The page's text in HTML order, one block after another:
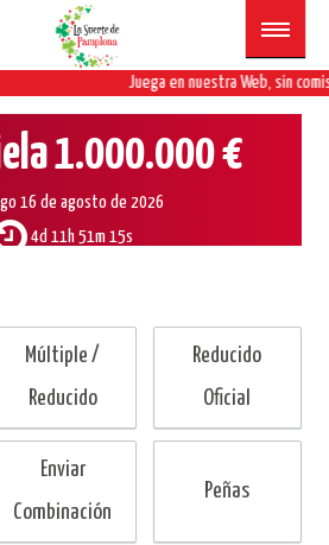
Juega en nuestra Web, sin
1.000.000 €
16 de agosto de 2026
4d 11h 51m 15s
Múltiple /
Reducido
Reducido
Oficial
Enviar
Combinación
Peñas